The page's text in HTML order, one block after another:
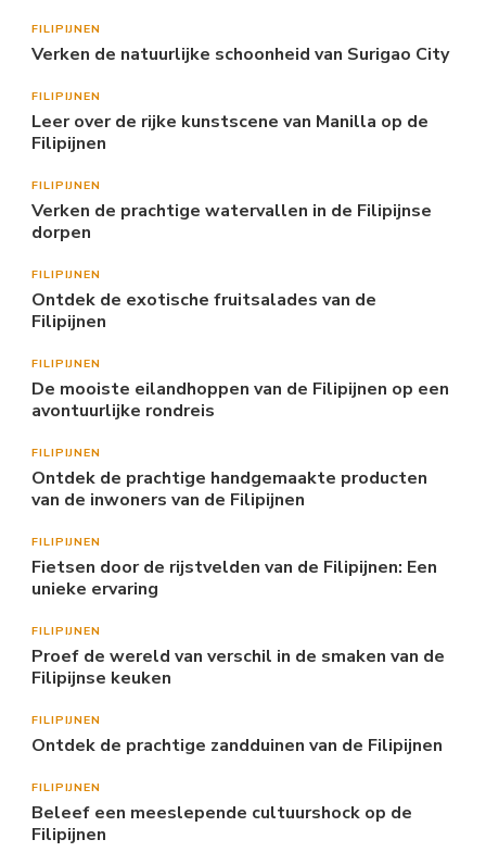
FILIPIJNEN
Verken de natuurlijke schoonheid van Surigao City
FILIPIJNEN
Leer over de rijke kunstscene van Manilla op de
Filipijnen
FILIPIJNEN
Verken de prachtige watervallen in de Filipijnse
dorpen
FILIPIJNEN
Ontdek de exotische fruitsalades van de
Filipijnen
FILIPIJNEN
De mooiste eilandhoppen van de Filipijnen op een
avontuurlijke rondreis
FILIPIJNEN
Ontdek de prachtige handgemaakte producten
van de inwoners van de Filipijnen
FILIPIJNEN
Fietsen door de rijstvelden van de Filipijnen: Een
unieke ervaring
FILIPIJNEN
Proef de wereld van verschil in de smaken van de
Filipijnse keuken
FILIPIJNEN
Ontdek de prachtige zandduinen van de Filipijnen
FILIPIJNEN
Beleef een meeslepende cultuurshock op de
Filipijnen